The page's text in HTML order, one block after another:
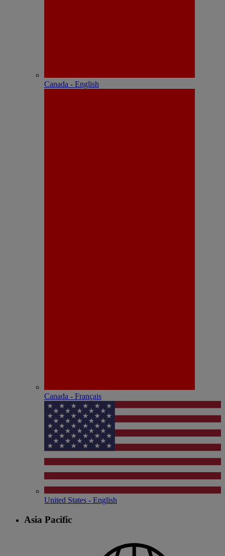
Canada - English
Canada - Français
United States - English
Asia Pacific